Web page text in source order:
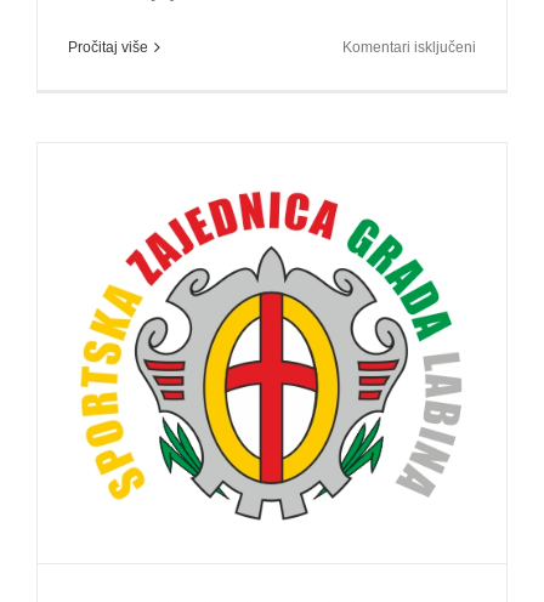
Pročitaj više Komentari isključeni